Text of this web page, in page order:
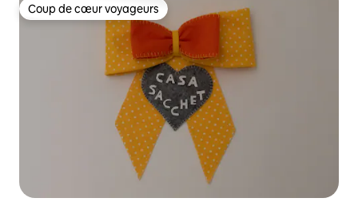
Coup de cœur voyageurs
Coup de cœur voyageurs